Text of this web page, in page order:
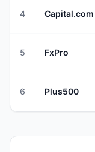
4 Capital.com
5 FxPro
6 Plus500